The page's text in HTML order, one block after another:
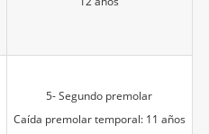
5- Segundo premolar
Caída premolar temporal: 11 años